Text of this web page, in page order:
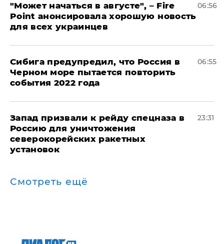
"Может начаться в августе", – Fire
Point анонсировала хорошую новость
для всех украинцев
06:56
Сибига предупредил, что Россия в
Черном море пытается повторить
события 2022 года
06:55
Запад призвали к рейду спецназа в
Россию для уничтожения
северокорейских ракетных
установок
23:31
Смотреть ещё